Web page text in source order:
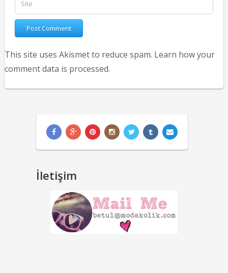
This site uses Akismet to reduce spam. Learn how your
comment data is processed.
İletişim